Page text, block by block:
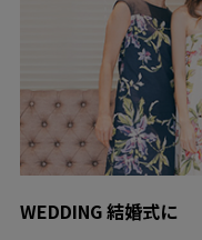
WEDDING 結婚式に